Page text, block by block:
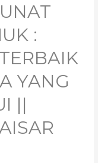
:
YANG
||